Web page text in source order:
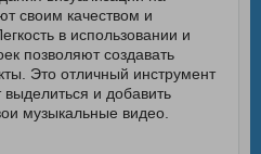
своим качеством и
в использовании и
позволяют создавать
Это отличный инструмент
выделиться и добавить
музыкальные видео.